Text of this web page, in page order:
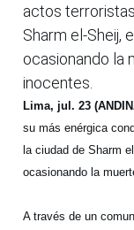
actos
Sharm el-Sheij,
ocasionando la
inocentes.
Lima, jul. 23
su más enérgica
la ciudad de Sharm
ocasionando la
A través de un